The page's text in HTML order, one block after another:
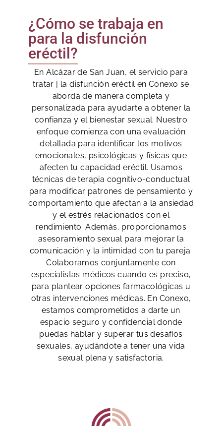
¿Cómo se trabaja en
para la disfunción
eréctil?
En Alcázar de San Juan, el servicio para
tratar | la disfunción eréctil en Conexo se
aborda de manera completa y
personalizada para ayudarte a obtener la
confianza y el bienestar sexual. Nuestro
enfoque comienza con una evaluación
detallada para identificar los motivos
emocionales, psicológicas y físicas que
afecten tu capacidad eréctil. Usamos
técnicas de terapia cognitivo-conductual
para modificar patrones de pensamiento y
comportamiento que afectan a la ansiedad
y el estrés relacionados con el
rendimiento. Además, proporcionamos
asesoramiento sexual para mejorar la
comunicación y la intimidad con tu pareja.
Colaboramos conjuntamente con
especialistas médicos cuando es preciso,
para plantear opciones farmacológicas u
otras intervenciones médicas. En Conexo,
estamos comprometidos a darte un
espacio seguro y confidencial donde
puedas hablar y superar tus desafíos
sexuales, ayudándote a tener una vida
sexual plena y satisfactoria.